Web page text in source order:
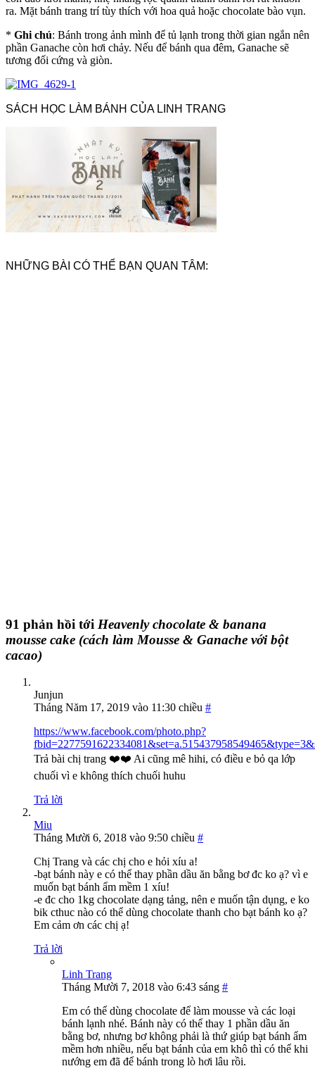
ra. Mặt bánh trang trí tùy thích với hoa quả hoặc chocolate bào vụn.
* Ghi chú: Bánh trong ảnh mình để tủ lạnh trong thời gian ngắn nên
phần Ganache còn hơi chảy. Nếu để bánh qua đêm, Ganache sẽ
tương đối cứng và giòn.
SÁCH HỌC LÀM BÁNH CỦA LINH TRANG
NHỮNG BÀI CÓ THỂ BẠN QUAN TÂM:
91 phản hồi tới Heavenly chocolate & banana
mousse cake (cách làm Mousse & Ganache với bột
cacao)
Junjun
Tháng Năm 17, 2019 vào 11:30 chiều #
https://www.facebook.com/photo.php?
Trả bài chị trang ❤️❤️ Ai cũng mê hihi, có điều e bỏ qa lớp
chuối vì e không thích chuối huhu
Trả lời
Miu
Tháng Mười 6, 2018 vào 9:50 chiều #
Chị Trang và các chị cho e hỏi xíu a!
-bạt bánh này e có thể thay phần dầu ăn bằng bơ đc ko ạ? vì e
muốn bạt bánh ẩm mềm 1 xíu!
-e đc cho 1kg chocolate dạng tảng, nên e muốn tận dụng, e ko
bik cthuc nào có thể dùng chocolate thanh cho bạt bánh ko ạ?
Em cảm ơn các chị ạ!
Trả lời
Linh Trang
Tháng Mười 7, 2018 vào 6:43 sáng #
Em có thể dùng chocolate để làm mousse và các loại
bánh lạnh nhé. Bánh này có thể thay 1 phần dầu ăn
bằng bơ, nhưng bơ không phải là thứ giúp bạt bánh ẩm
mềm hơn nhiều, nếu bạt bánh của em khô thì có thể khi
nướng em đã để bánh trong lò hơi lâu rồi.